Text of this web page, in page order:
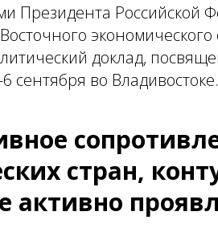
Президента Российской
доклад,
сентября во Владивостоке.
стран,
активно